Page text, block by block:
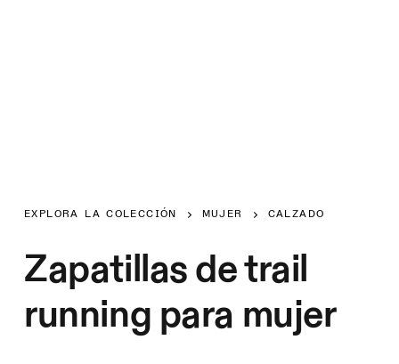
EXPLORA LA COLECCIÓN MUJER CALZADO
Zapatillas de trail
running para mujer